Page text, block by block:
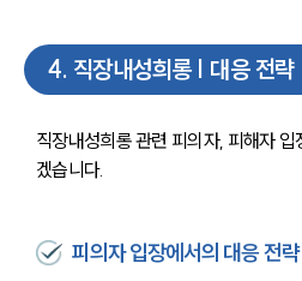
4. 직장내성희롱 | 대응 전략
직장내성희롱 관련 피의자, 피해자
겠습니다.
피의자 입장에서의 대응 전략